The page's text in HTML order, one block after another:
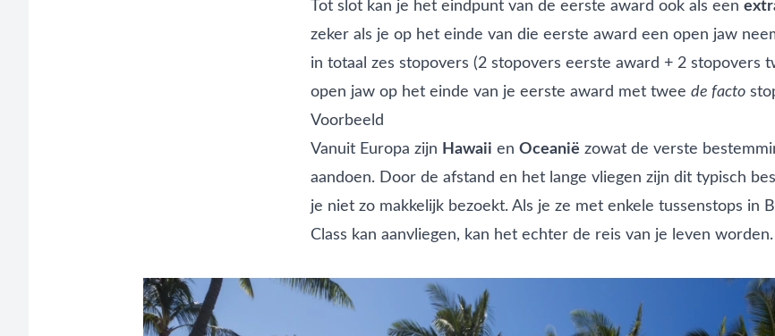
Tot slot kan je het eindpunt van de eerste award ook als een
zeker als je op het einde van die eerste award een open jaw
in totaal zes stopovers (2 stopovers eerste award + 2 stopovers
open jaw op het einde van je eerste award met twee de facto
Voorbeeld
Vanuit Europa zijn Hawaii en Oceanië zowat de verste
aandoen. Door de afstand en het lange vliegen zijn dit typisch
je niet zo makkelijk bezoekt. Als je ze met enkele tussenstops in
Class kan aanvliegen, kan het echter de reis van je leven worden.